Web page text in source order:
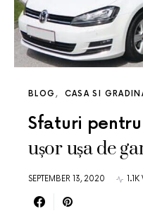
BLOG CASA SI
Sfaturi
ușor ușa de
SEPTEMBER 13, 2020 1.1K